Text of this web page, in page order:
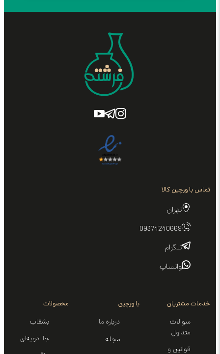
تماس با ورچین کالا
تهران
09374240669
تلگرام
واتساپ
خدمات مشتریان
سوالات
متداول
قوانین و
با ورچین
درباره ما
مجله
محصولات
بشقاب
جا ادویه‌ای